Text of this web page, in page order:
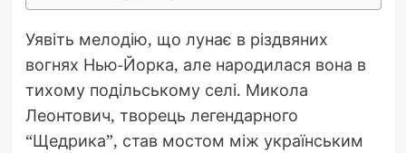
Уявіть мелодію, що лунає в різдвяних
вогнях Нью-Йорка, але народилася вона в
тихому подільському селі. Микола
Леонтович, творець легендарного
“Щедрика”, став мостом між українським